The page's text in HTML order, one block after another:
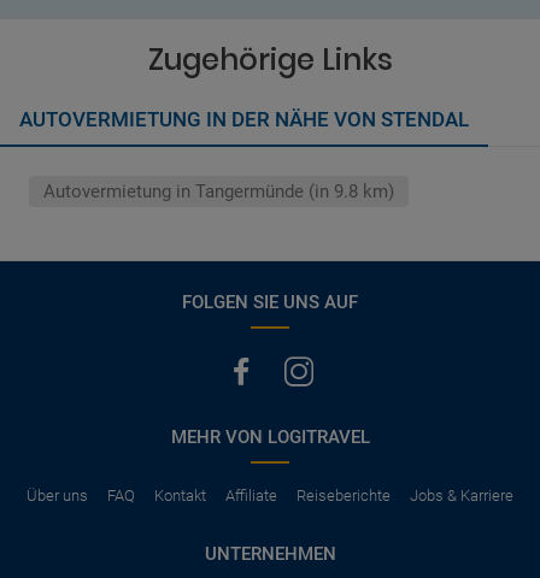
(Normalerweise mit SB)
ausgeschlossen
Vollkasko Versicherung
Parkhäuser, Maut, Steuern, Strafzettel
Zugehörige Links
AUTOVERMIETUNG IN DER NÄHE VON STENDAL
Autovermietung in Tangermünde (in 9.8 km)
FOLGEN SIE UNS AUF
MEHR VON LOGITRAVEL
Über uns FAQ Kontakt Affiliate Reiseberichte Jobs & Karriere
UNTERNEHMEN